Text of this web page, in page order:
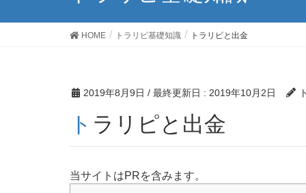
HOME トラリピ基礎知識 トラリピと出金
2019年8月9日 / 最終更新日 : 2019年10月2日
トラリピと出金
当サイトはPRを含みます。